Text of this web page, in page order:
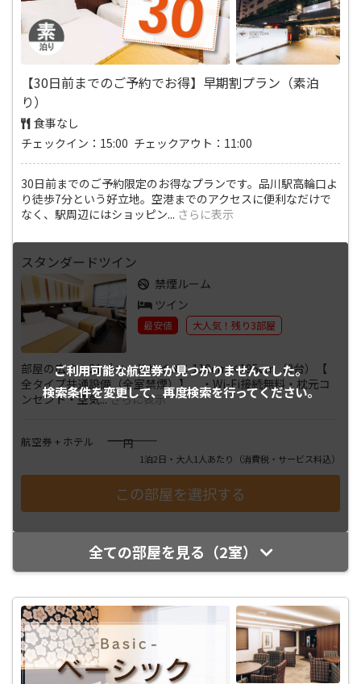
【30日前までのご予約でお得】早期割プラン（素泊
り）
食事なし
チェックイン：15:00 チェックアウト：11:00
30日前までのご予約限定のお得なプランです。品川駅高輪口よ
り徒歩7分という好立地。空港までのアクセスに便利なだけで
なく、駅周辺にはショッピン... さらに表示
ご利用可能な航空券が見つかりませんでした。
検索条件を変更して、再度検索を行ってください。
スタンダードツイン
禁煙ルーム
ツイン
最安値 大人気！残り3部屋
部屋の広さ：21㎡ベッドサイズ：110cm×195cm（2台）【
全タイプ共通設備（全室禁煙）】 ・Wi-Fi接続無料・枕元コ
ンセント・空気...さらに表示
航空券 + ホテル ――――円
1泊2日・大人1人あたり （消費税・サービス料込）
全ての部屋を見る（2室）